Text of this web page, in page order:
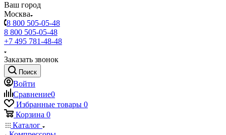
Ваш город
Москва
8 800 505-05-48
8 800 505-05-48
+7 495 781-48-48
Заказать звонок
Поиск
Войти
Сравнение0
Избранные товары 0
Корзина 0
Каталог